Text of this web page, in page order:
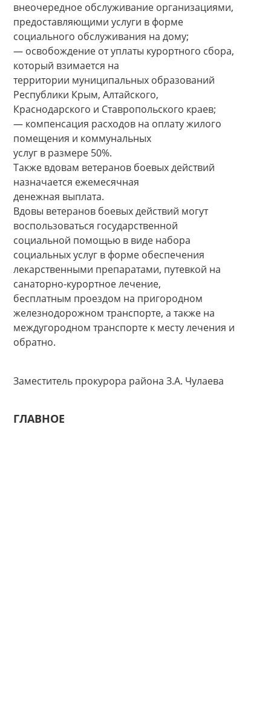
внеочередное обслуживание организациями,
предоставляющими услуги в форме
социального обслуживания на дому;
— освобождение от уплаты курортного сбора,
который взимается на
территории муниципальных образований
Республики Крым, Алтайского,
Краснодарского и Ставропольского краев;
— компенсация расходов на оплату жилого
помещения и коммунальных
услуг в размере 50%.
Также вдовам ветеранов боевых действий
назначается ежемесячная
денежная выплата.
Вдовы ветеранов боевых действий могут
воспользоваться государственной
социальной помощью в виде набора
социальных услуг в форме обеспечения
лекарственными препаратами, путевкой на
санаторно-курортное лечение,
бесплатным проездом на пригородном
железнодорожном транспорте, а также на
междугородном транспорте к месту лечения и
обратно.
Заместитель прокурора района З.А. Чулаева
ГЛАВНОЕ